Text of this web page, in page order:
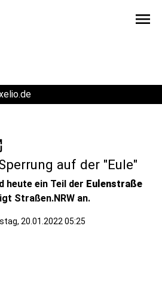
menu
Göbel / pixelio.de
auf der "Eule"
heute ein Teil der Eulenstraße
Straßen.NRW an.
20.01.2022 05:25